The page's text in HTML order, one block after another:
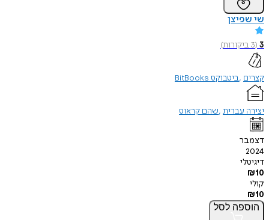
שי שפיצן
3
(
3ביקורות)
קצרים ביטבוקס BitBooks
יצירה עברית שהם קראוס
דצמבר
2024
דיגיטלי
₪10
קולי
₪10
הוספה לסל